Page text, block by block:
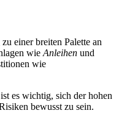
einer breiten Palette an
wie Anleihen und
wie
es wichtig, sich der hohen
bewusst zu sein.